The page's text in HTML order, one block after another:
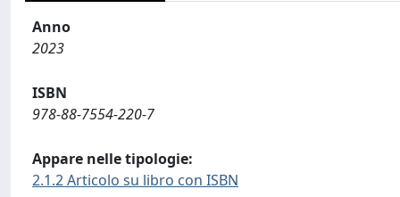
Anno
2023
ISBN
978-88-7554-220-7
Appare nelle tipologie:
2.1.2 Articolo su libro con ISBN